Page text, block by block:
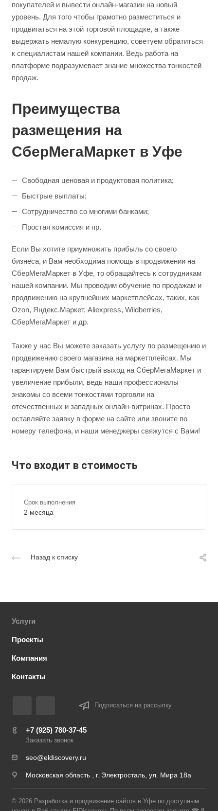
покупателей и вывести онлайн-магазин на новый
уровень. Для того чтобы грамотно разместиться и
продвигаться на этой торговой площадке, а также
выдержать немалую конкуренцию, советуем обратиться
к специалистам нашей компании. Ведь работа на
платформе подразумевает знание множества тонкостей
продаж.
Преимущества
размещения на
СберМегаМаркет в Уфе
Свободная ценовая и продуктовая политика;
Быстрые выплаты;
Сотрудничество со многими банками;
Простая комиссия и пр.
Если Вы хотите приумножить прибыль со своего
бизнеса, и Вам необходима помощь в продвижении на
СберМегаМаркет в Уфе, то обращайтесь к сотрудникам
нашей компании. Мы проводим обучение по продажам и
продвижению на крупнейших маркетплейсах, таких, как
Ozon, Яндекс.Маркет, Aliexpress, Wildberries,
СберМегаМаркет и др.
Также у нас Вы можете заказать услугу по размещению и
продвижению своего магазина на маркетплейсах. Мы
гарантируем Вам быстрый выход на СберМегаМаркет и
увеличение прибыли, ведь наши профессионалы
знакомы со всеми тонкостями торговли на
отечественных и западных онлайн-витринах. Просто
оставляйте заявку в форме на сайте или звоните по
номеру телефона, и наши менеджеры свяжутся с Вами!
Что входит в стоимость
Срок выполнения
2 месяца
Назад к списку
Услуги
Проекты
Компания
Контакты
Подписаться на рассылку
+7 (925) 780-37-45
Заказать звонок
seo@eldiscovery.ru
Московская область , г. Электросталь, ул. Мира 18а
© 2026 Разработка и продвижение сайтов в Уфе по доступным